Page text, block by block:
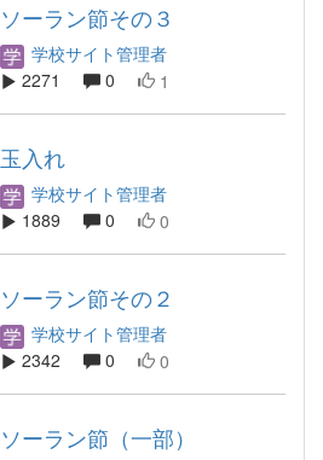
ソーラン節その３
学校サイト管理者
2271
0 1
玉入れ
学校サイト管理者
1889
0 0
ソーラン節その２
学校サイト管理者
2342
0 0
ソーラン節（一部）